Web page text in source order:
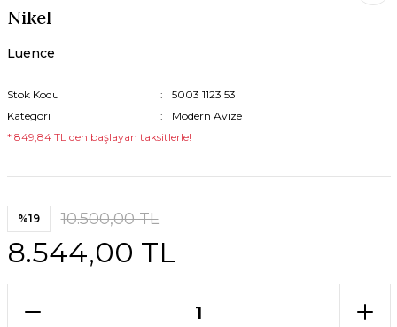
Nikel
Luence
Stok Kodu
5003 1123 53
Kategori
Modern Avize
* 849,84 TL den başlayan taksitlerle!
%19 10.500,00 TL
8.544,00 TL